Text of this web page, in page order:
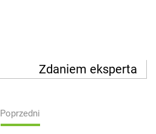
Zdaniem eksperta
Poprzedni